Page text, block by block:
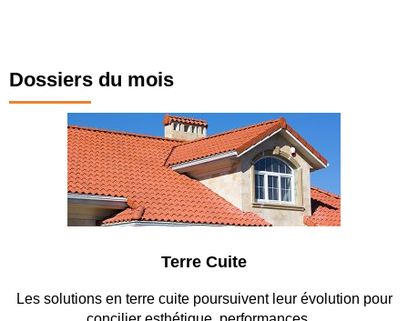
Dossiers du mois
pour
Entre circulation, sécurisation des accès, durabilité